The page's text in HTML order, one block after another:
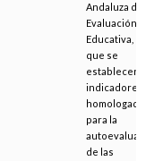
Andaluza de
Evaluación
Educativa, por la
que se
establecen los
indicadores
homologados
para la
autoevaluación
de las